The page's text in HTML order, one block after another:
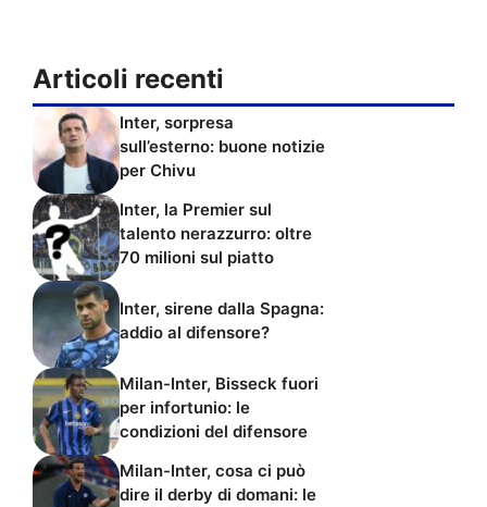
Articoli recenti
Inter, sorpresa
sull’esterno: buone notizie
per Chivu
Inter, la Premier sul
talento nerazzurro: oltre
70 milioni sul piatto
Inter, sirene dalla Spagna:
addio al difensore?
Milan-Inter, Bisseck fuori
per infortunio: le
condizioni del difensore
Milan-Inter, cosa ci può
dire il derby di domani: le